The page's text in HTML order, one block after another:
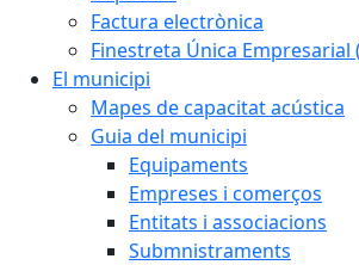
Factura electrònica
Finestreta Única Empresarial
El municipi
Mapes de capacitat acústica
Guia del municipi
Equipaments
Empreses i comerços
Entitats i associacions
Submnistraments